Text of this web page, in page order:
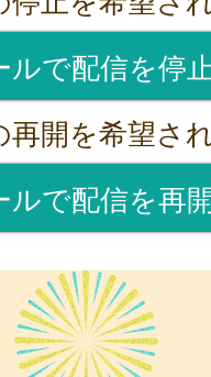
ルで配信を停
再開を希望さ
ルで配信を再